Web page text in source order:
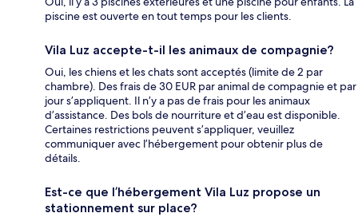
piscine est ouverte en tout temps pour les clients.
Vila Luz accepte-t-il les animaux de compagnie?
Oui, les chiens et les chats sont acceptés (limite de 2 par
chambre). Des frais de 30 EUR par animal de compagnie et par
jour s’appliquent. Il n’y a pas de frais pour les animaux
d’assistance. Des bols de nourriture et d’eau est disponible.
Certaines restrictions peuvent s’appliquer, veuillez
communiquer avec l’hébergement pour obtenir plus de
détails.
Est-ce que l’hébergement Vila Luz propose un
stationnement sur place?